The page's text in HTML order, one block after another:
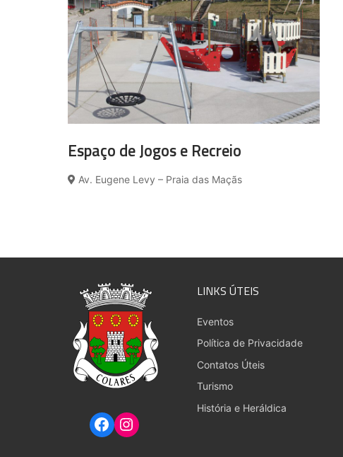
Espaço de Jogos e Recreio
Av. Eugene Levy – Praia das Maçãs
LINKS ÚTEIS
Eventos
Política de Privacidade
Contatos Úteis
Turismo
História e Heráldica